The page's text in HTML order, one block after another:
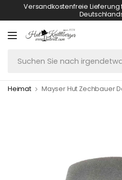
Versandkostenfreie
Heimat Mayser Hut Zechbauer